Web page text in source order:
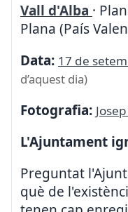
Vall d'Alba ·
Plana (País
Data: 17 de
d’aquest dia)
Fotografia:
L'Ajuntament
Preguntat
què de